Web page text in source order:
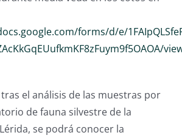
forms/d/e/
el análisis de las muestras por
de fauna silvestre de la
se podrá conocer la